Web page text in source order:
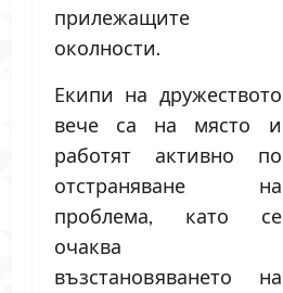
прилежащите
околности.
Екипи на дружеството
вече са на място и
работят активно по
отстраняване на
проблема, като се
очаква
възстановяването на